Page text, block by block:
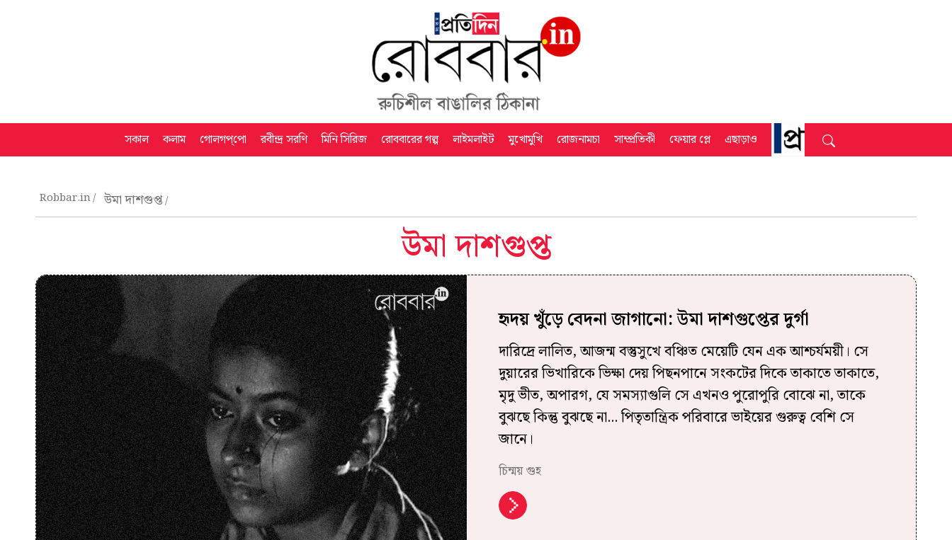
সকাল কলাম গোলগপ্‌পো রবীন্দ্র সরণি মিনি সিরিজ রোববারের গল্প লাইমলাইট মুখোমুখি রোজনামচা সাম্প্রতিকী ফেয়ার প্লে এছাড়াও
Robbar.in উমা দাশগুপ্ত
উমা দাশগুপ্ত
হৃদয় খুঁড়ে বেদনা জাগানো: উমা দাশগুপ্তের দুর্গা
দারিদ্রে লালিত, আজন্ম বস্তুসুখে বঞ্চিত মেয়েটি যেন এক আশ্চর্যময়ী। সে
দুয়ারের ভিখারিকে ভিক্ষা দেয় পিছনপানে সংকটের দিকে তাকাতে তাকাতে,
মৃদু ভীত, অপারগ, যে সমস্যাগুলি সে এখনও পুরোপুরি বোঝে না, তাকে
বুঝছে কিন্তু বুঝছে না... পিতৃতান্ত্রিক পরিবারে ভাইয়ের গুরুত্ব বেশি সে
জানে।
চিন্ময় গুহ